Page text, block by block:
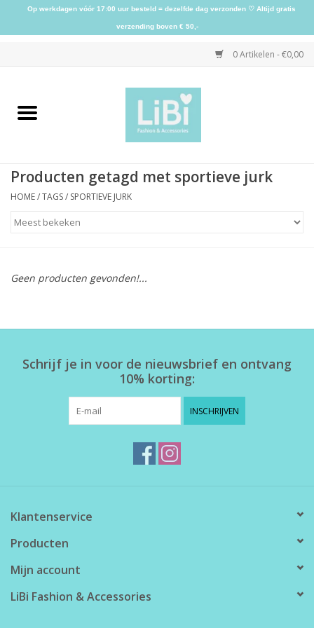
0 Artikelen - €0,00
Home
Schoenen
Herensokken
Producten getagd met sportieve jurk
HOME/TAGS/ SPORTIEVE JURK
Geen producten gevonden!...
Schrijf je in voor de nieuwsbrief en ontvang
10% korting:
INSCHRIJVEN
Klantenservice
Producten
Mijn account
LiBi Fashion & Accessories
Op werkdagen vóór 17:00 uur besteld = dezelfde dag verzonden ♡ Altijd gratis
verzending boven € 50,-